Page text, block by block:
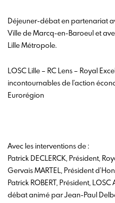
Déjeuner-débat en partenariat
Ville de Marcq-en-Baroeul et
Lille Métropole.
LOSC Lille – RC Lens – Royal
incontournables de l’action
Eurorégion
Avec les interventions de :
Patrick DECLERCK, Président,
Gervais MARTEL, Président
Patrick ROBERT, Président,
débat animé par Jean-Paul